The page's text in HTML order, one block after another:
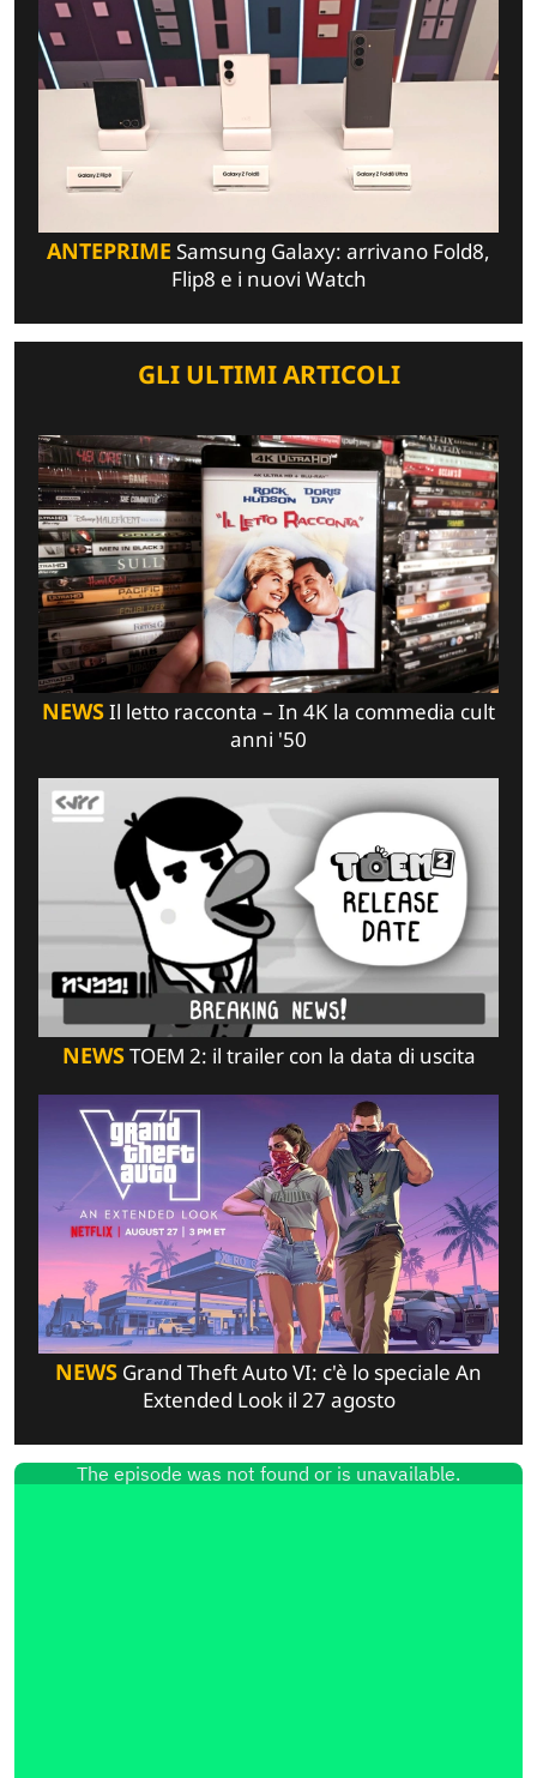
ANTEPRIME Samsung Galaxy: arrivano Fold8,
Flip8 e i nuovi Watch
GLI ULTIMI ARTICOLI
NEWSIl letto racconta – In 4K la commedia cult
anni '50
NEWSTOEM 2: il trailer con la data di uscita
NEWS Grand Theft Auto VI: c'è lo speciale An
Extended Look il 27 agosto